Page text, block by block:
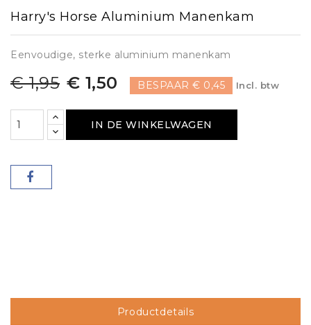
Harry's Horse Aluminium Manenkam
Eenvoudige, sterke aluminium manenkam
€ 1,95 € 1,50 BESPAAR € 0,45 Incl. btw
IN DE WINKELWAGEN
Productdetails